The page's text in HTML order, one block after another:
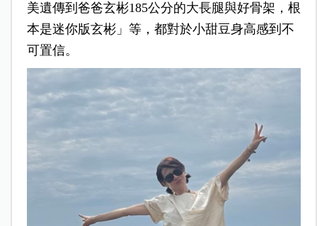
美遺傳到爸爸玄彬185公分的大長腿與好骨架，根
本是迷你版玄彬」等，都對於小甜豆身高感到不
可置信。